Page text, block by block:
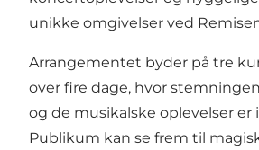
unikke omgivelser ved
Arrangementet byder på tre
over fire dage, hvor
og de musikalske oplevelser er
Publikum kan se frem til